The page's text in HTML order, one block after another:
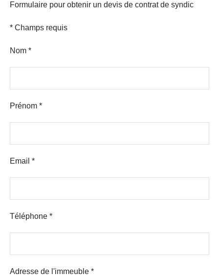
Formulaire pour obtenir un devis de contrat de syndic
* Champs requis
Nom *
Prénom *
Email *
Téléphone *
Adresse de l'immeuble *